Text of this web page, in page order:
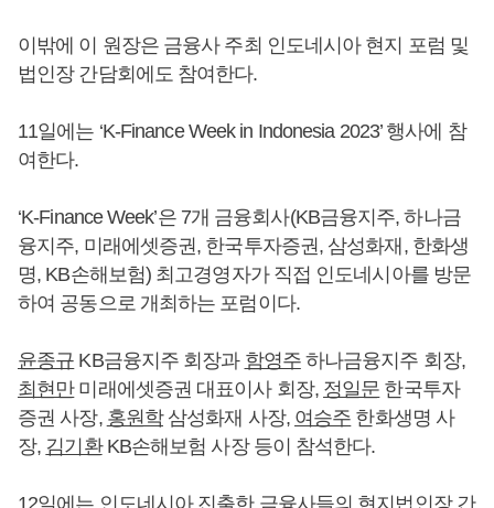
이밖에 이 원장은 금융사 주최 인도네시아 현지 포럼 및
법인장 간담회에도 참여한다.
11일에는 ‘K-Finance Week in Indonesia 2023’ 행사에 참
여한다.
‘K-Finance Week’은 7개 금융회사(KB금융지주, 하나금
융지주, 미래에셋증권, 한국투자증권, 삼성화재, 한화생
명, KB손해보험) 최고경영자가 직접 인도네시아를 방문
하여 공동으로 개최하는 포럼이다.
윤종규 KB금융지주 회장과 함영주하나금융지주 회장,
최현만미래에셋증권 대표이사 회장, 정일문 한국투자
증권 사장, 홍원학삼성화재 사장, 여승주 한화생명 사
장, 김기환KB손해보험 사장 등이 참석한다.
12일에는 인도네시아 진출한 금융사들의 현지법인장 간